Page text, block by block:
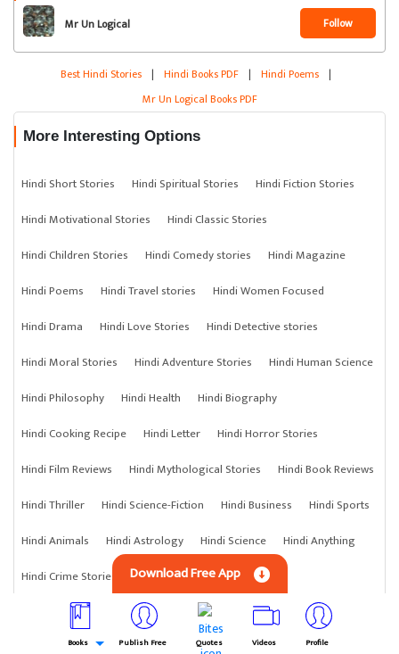
Mr Un Logical Follow
Best Hindi Stories | Hindi Books PDF | Hindi Poems |
Mr Un Logical Books PDF
More Interesting Options
Hindi Short Stories Hindi Spiritual Stories
Hindi Fiction Stories
Hindi Motivational Stories
Hindi Classic Stories
Hindi Children Stories
Hindi Comedy stories
Hindi Magazine
Hindi Poems
Hindi Travel stories
Hindi Women Focused
Hindi Drama
Hindi Love Stories
Hindi Detective stories
Hindi Moral Stories
Hindi Adventure Stories
Hindi Human Science
Hindi Philosophy
Hindi Health
Hindi Biography
Hindi Cooking Recipe
Hindi Letter
Hindi Horror Stories
Hindi Film Reviews
Hindi Mythological Stories
Hindi Book Reviews
Hindi Thriller
Hindi Science-Fiction Hindi Business
Hindi Sports
Hindi Animals
Hindi Astrology Hindi Science
Hindi Anything
Hindi Crime Stories
Download Free App
Books Publish Free Quotes Videos Profile